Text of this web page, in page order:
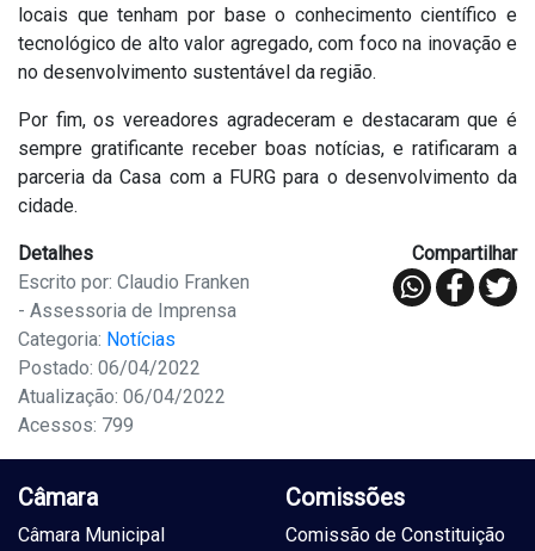
locais que tenham por base o conhecimento científico e
tecnológico de alto valor agregado, com foco na inovação e
no desenvolvimento sustentável da região.
Por fim, os vereadores agradeceram e destacaram que é
sempre gratificante receber boas notícias, e ratificaram a
parceria da Casa com a FURG para o desenvolvimento da
cidade.
Detalhes
Escrito por: Claudio Franken
- Assessoria de Imprensa
Categoria: Notícias
Postado: 06/04/2022
Atualização: 06/04/2022
Acessos: 799
Compartilhar
Câmara
Câmara Municipal
Comissões
Comissão de Constituição